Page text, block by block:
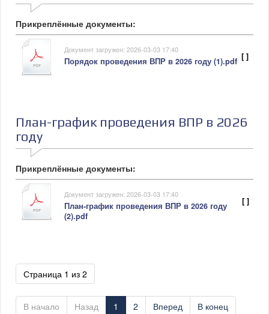
Прикреплённые документы:
Документ загружен: 2026-03-03 17:40
Порядок проведения ВПР в 2026 году (1).pdf [ ]
План-график проведения ВПР в 2026
году
Прикреплённые документы:
Документ загружен: 2026-03-03 17:40
План-график проведения ВПР в 2026 году
(2).pdf
[ ]
Страница 1 из 2
В начало Назад 1 2 Вперед В конец